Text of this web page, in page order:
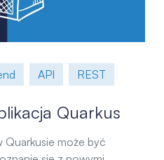
API REST
Quarkus
Quarkusie może być